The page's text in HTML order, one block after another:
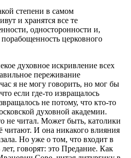
степени в самом
и хранятся все те
односторонности и,
церковного
духовное искривление всех
переживание
я не могу говорить, но мог бы
если где-то извращалось
не потому, что кто-то
духовной академии.
не читал. Может быть, католики
читают. И она никакого влияния
Но уже о том, что входит в
говорят: это Предание. Как